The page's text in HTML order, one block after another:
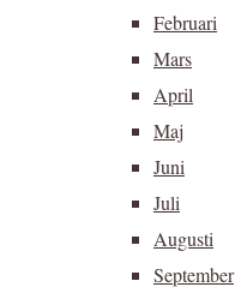
Februari
Mars
April
Maj
Juni
Juli
Augusti
September